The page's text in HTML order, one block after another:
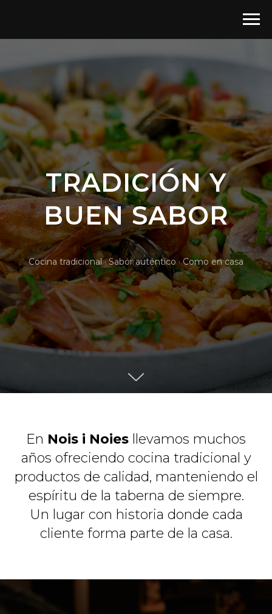
TRADICIÓN Y
BUEN SABOR
Cocina tradicional · Sabor auténtico · Como en casa
En Nois i Noies llevamos muchos
años ofreciendo cocina tradicional y
productos de calidad, manteniendo el
espíritu de la taberna de siempre.
Un lugar con historia donde cada
cliente forma parte de la casa.